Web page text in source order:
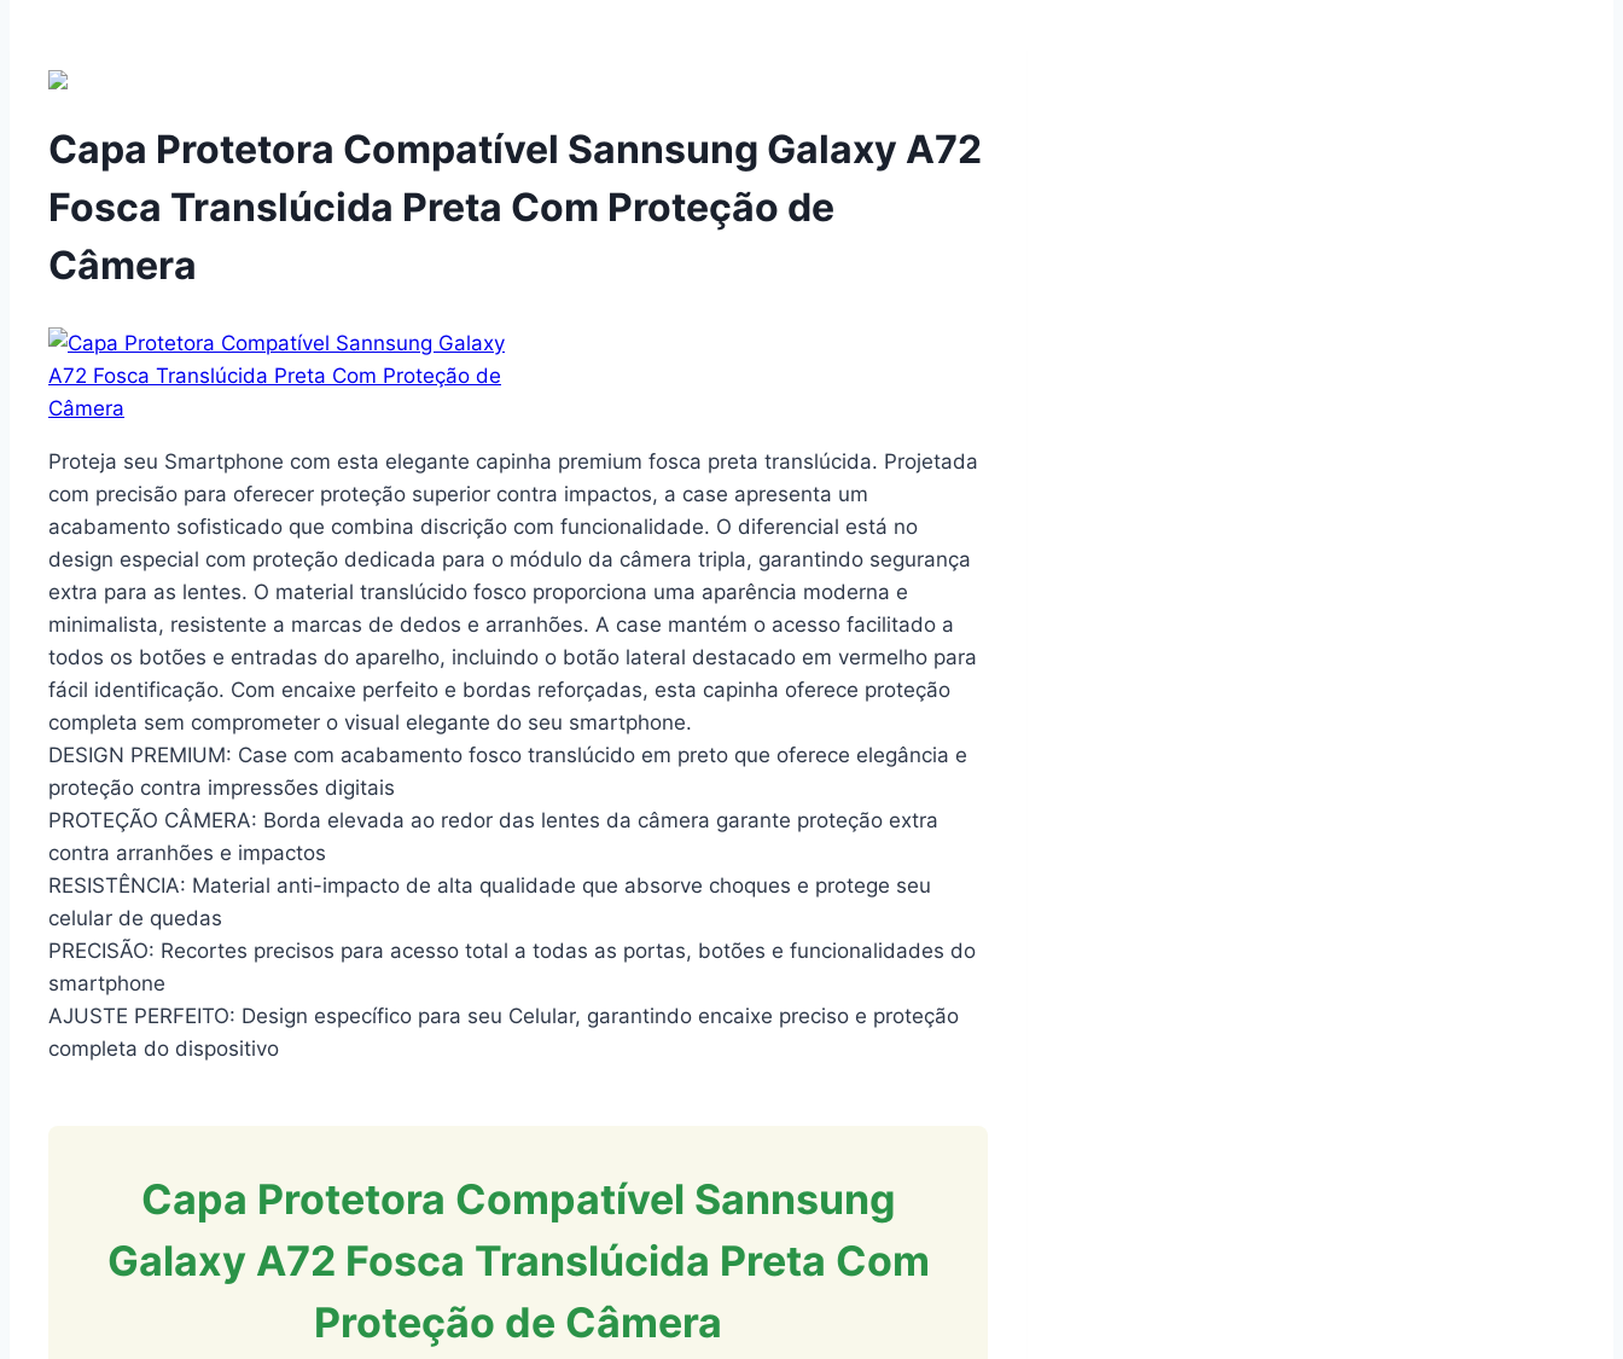
Capa Protetora Compatível Sannsung Galaxy A72
Fosca Translúcida Preta Com Proteção de
Câmera
Proteja seu Smartphone com esta elegante capinha premium fosca preta translúcida. Projetada
com precisão para oferecer proteção superior contra impactos, a case apresenta um
acabamento sofisticado que combina discrição com funcionalidade. O diferencial está no
design especial com proteção dedicada para o módulo da câmera tripla, garantindo segurança
extra para as lentes. O material translúcido fosco proporciona uma aparência moderna e
minimalista, resistente a marcas de dedos e arranhões. A case mantém o acesso facilitado a
todos os botões e entradas do aparelho, incluindo o botão lateral destacado em vermelho para
fácil identificação. Com encaixe perfeito e bordas reforçadas, esta capinha oferece proteção
completa sem comprometer o visual elegante do seu smartphone.
DESIGN PREMIUM: Case com acabamento fosco translúcido em preto que oferece elegância e
proteção contra impressões digitais
PROTEÇÃO CÂMERA: Borda elevada ao redor das lentes da câmera garante proteção extra
contra arranhões e impactos
RESISTÊNCIA: Material anti-impacto de alta qualidade que absorve choques e protege seu
celular de quedas
PRECISÃO: Recortes precisos para acesso total a todas as portas, botões e funcionalidades do
smartphone
AJUSTE PERFEITO: Design específico para seu Celular, garantindo encaixe preciso e proteção
completa do dispositivo
Capa Protetora Compatível Sannsung
Galaxy A72 Fosca Translúcida Preta Com
Proteção de Câmera